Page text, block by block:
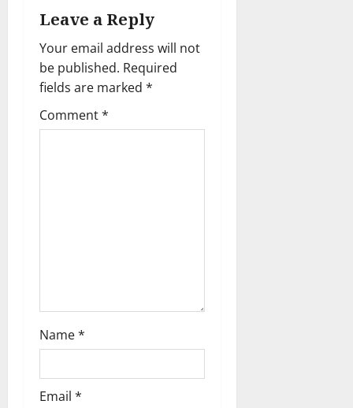
g
a
t
i
Leave a Reply
Your email address will not
be published. Required
fields are marked *
Comment*
Name*
Email *